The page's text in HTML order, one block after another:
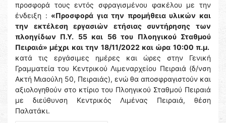
προσφορά τους εντός σφραγισμένου φακέλου με την
ένδειξη : «Προσφορά για την προμήθεια υλικών και
την εκτέλεση εργασιών ετήσιας συντήρησης των
πλοηγίδων Π.Υ. 55 και 56 του Πλοηγικού Σταθμού
Πειραιά» μέχρι και την 18/11/2022 και ώρα 10:00 π.μ.
κατά τις εργάσιμες ημέρες και ώρες στην Γενική
Γραμματεία του Κεντρικού Λιμεναρχείου Πειραιά (δ/νση
Ακτή Μιαούλη 50, Πειραιάς), ενώ θα αποσφραγιστούν και
αξιολογηθούν στο κτίριο του Πλοηγικού Σταθμού Πειραιά
με διεύθυνση Κεντρικός Λιμένας Πειραιά, θέση
Παλατάκι.